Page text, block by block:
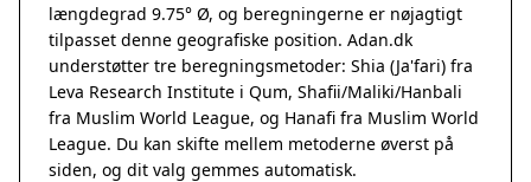
længdegrad 9.75° Ø, og beregningerne er nøjagtigt
tilpasset denne geografiske position. Adan.dk
understøtter tre beregningsmetoder: Shia (Ja'fari) fra
Leva Research Institute i Qum, Shafii/Maliki/Hanbali
fra Muslim World League, og Hanafi fra Muslim World
League. Du kan skifte mellem metoderne øverst på
siden, og dit valg gemmes automatisk.